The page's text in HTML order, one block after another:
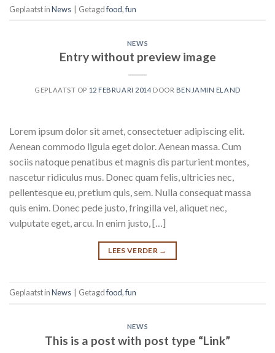
Geplaatst inNews Getagdfood,fun
NEWS
Entry without preview image
GEPLAATST OP 12 FEBRUARI 2014 DOOR BENJAMIN ELAND
Lorem ipsum dolor sit amet, consectetuer adipiscing elit.
Aenean commodo ligula eget dolor. Aenean massa. Cum
sociis natoque penatibus et magnis dis parturient montes,
nascetur ridiculus mus. Donec quam felis, ultricies nec,
pellentesque eu, pretium quis, sem. Nulla consequat massa
quis enim. Donec pede justo, fringilla vel, aliquet nec,
vulputate eget, arcu. In enim justo, […]
LEES VERDER →
Geplaatst inNews Getagdfood,fun
NEWS
This is a post with post type “Link”